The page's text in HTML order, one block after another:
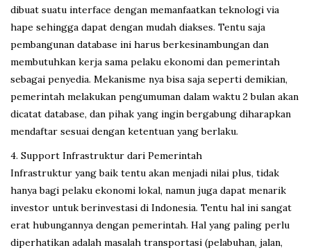
dibuat suatu interface dengan memanfaatkan teknologi via
hape sehingga dapat dengan mudah diakses. Tentu saja
pembangunan database ini harus berkesinambungan dan
membutuhkan kerja sama pelaku ekonomi dan pemerintah
sebagai penyedia. Mekanisme nya bisa saja seperti demikian,
pemerintah melakukan pengumuman dalam waktu 2 bulan akan
dicatat database, dan pihak yang ingin bergabung diharapkan
mendaftar sesuai dengan ketentuan yang berlaku.
4. Support Infrastruktur dari Pemerintah
Infrastruktur yang baik tentu akan menjadi nilai plus, tidak
hanya bagi pelaku ekonomi lokal, namun juga dapat menarik
investor untuk berinvestasi di Indonesia. Tentu hal ini sangat
erat hubungannya dengan pemerintah. Hal yang paling perlu
diperhatikan adalah masalah transportasi (pelabuhan, jalan,